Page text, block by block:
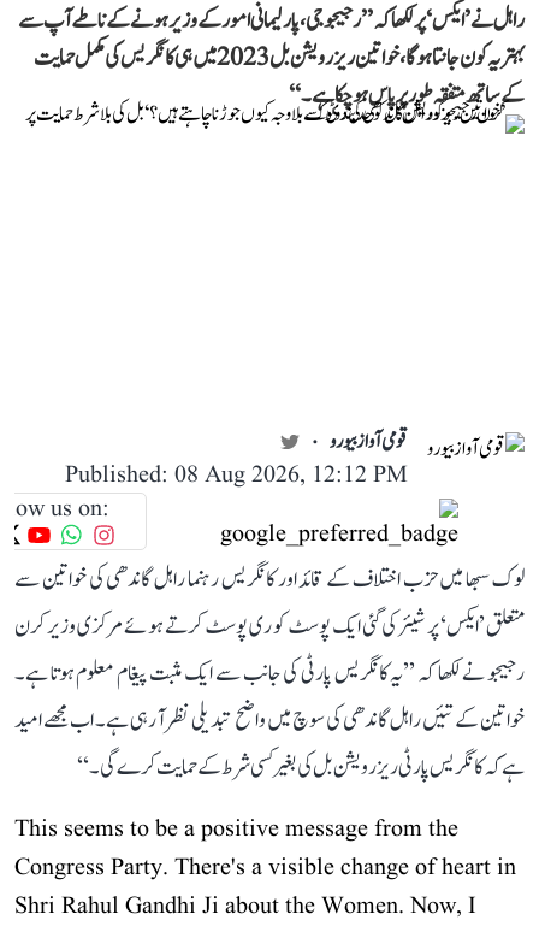
راہل نے ’ایکس‘ پر لکھا کہ ’’رجیجو جی، پارلیمانی امور کے وزیر ہونے کے ناطے آپ سے
بہتر یہ کون جانتا ہوگا، خواتین ریزرویشن بل 2023 میں ہی کانگریس کی مکمل حمایت
کے ساتھ متفقہ طور پر پاس ہو چکا ہے۔‘‘
قومی آواز بیورو
Published: 08 Aug 2026, 12:12 PM
us on:
لوک سبھا میں حزب اختلاف کے قائد اور کانگریس رہنما راہل گاندھی کی خواتین سے
متعلق ’ایکس‘ پر شیئر کی گئی ایک پوسٹ کو ری پوسٹ کرتے ہوئے مرکزی وزیر کرن
رجیجو نے لکھا کہ ’’یہ کانگریس پارٹی کی جانب سے ایک مثبت پیغام معلوم ہوتا ہے۔
خواتین کے تئیں راہل گاندھی کی سوچ میں واضح تبدیلی نظر آ رہی ہے۔ اب مجھے امید
ہے کہ کانگریس پارٹی ریزرویشن بل کی بغیر کسی شرط کے حمایت کرے گی۔‘‘
This seems to be a positive message from the
Congress Party. There's a visible change of heart in
Shri Rahul Gandhi Ji about the Women. Now, I